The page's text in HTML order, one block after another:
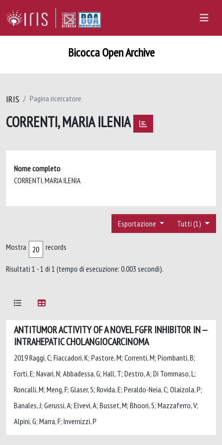
Bicocca Open Archive
IRIS Pagina ricercatore
CORRENTI, MARIA ILENIA
Nome completo
CORRENTI, MARIA ILENIA
Tutti (1)
Esportazione
Mostra records
Risultati 1 - 1 di 1 (tempo di esecuzione: 0.003 secondi).
ANTITUMOR ACTIVITY OF A NOVEL FGFR INHIBITOR IN
INTRAHEPATIC CHOLANGIOCARCINOMA
2019 Raggi, C; Fiaccadori, K; Pastore, M; Correnti, M; Piombanti, B;
Forti, E; Navari, N; Abbadessa, G; Hall, T; Destro, A; Di Tommaso, L;
Roncalli, M; Meng, F; Glaser, S; Rovida, E; Peraldo-Neia, C; Olaizola, P;
Banales, J; Gerussi, A; Elvevi, A; Busset, M; Bhoori, S; Mazzaferro, V;
Alpini, G; Marra, F; Invernizzi, P